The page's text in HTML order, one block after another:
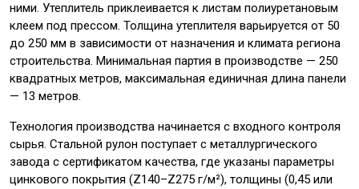
ними. Утеплитель приклеивается к листам полиуретановым
клеем под прессом. Толщина утеплителя варьируется от 50
до 250 мм в зависимости от назначения и климата региона
строительства. Минимальная партия в производстве — 250
квадратных метров, максимальная единичная длина панели
— 13 метров.
Технология производства начинается с входного контроля
сырья. Стальной рулон поступает с металлургического
завода с сертификатом качества, где указаны параметры
цинкового покрытия (Z140–Z275 г/м²), толщины (0,45 или